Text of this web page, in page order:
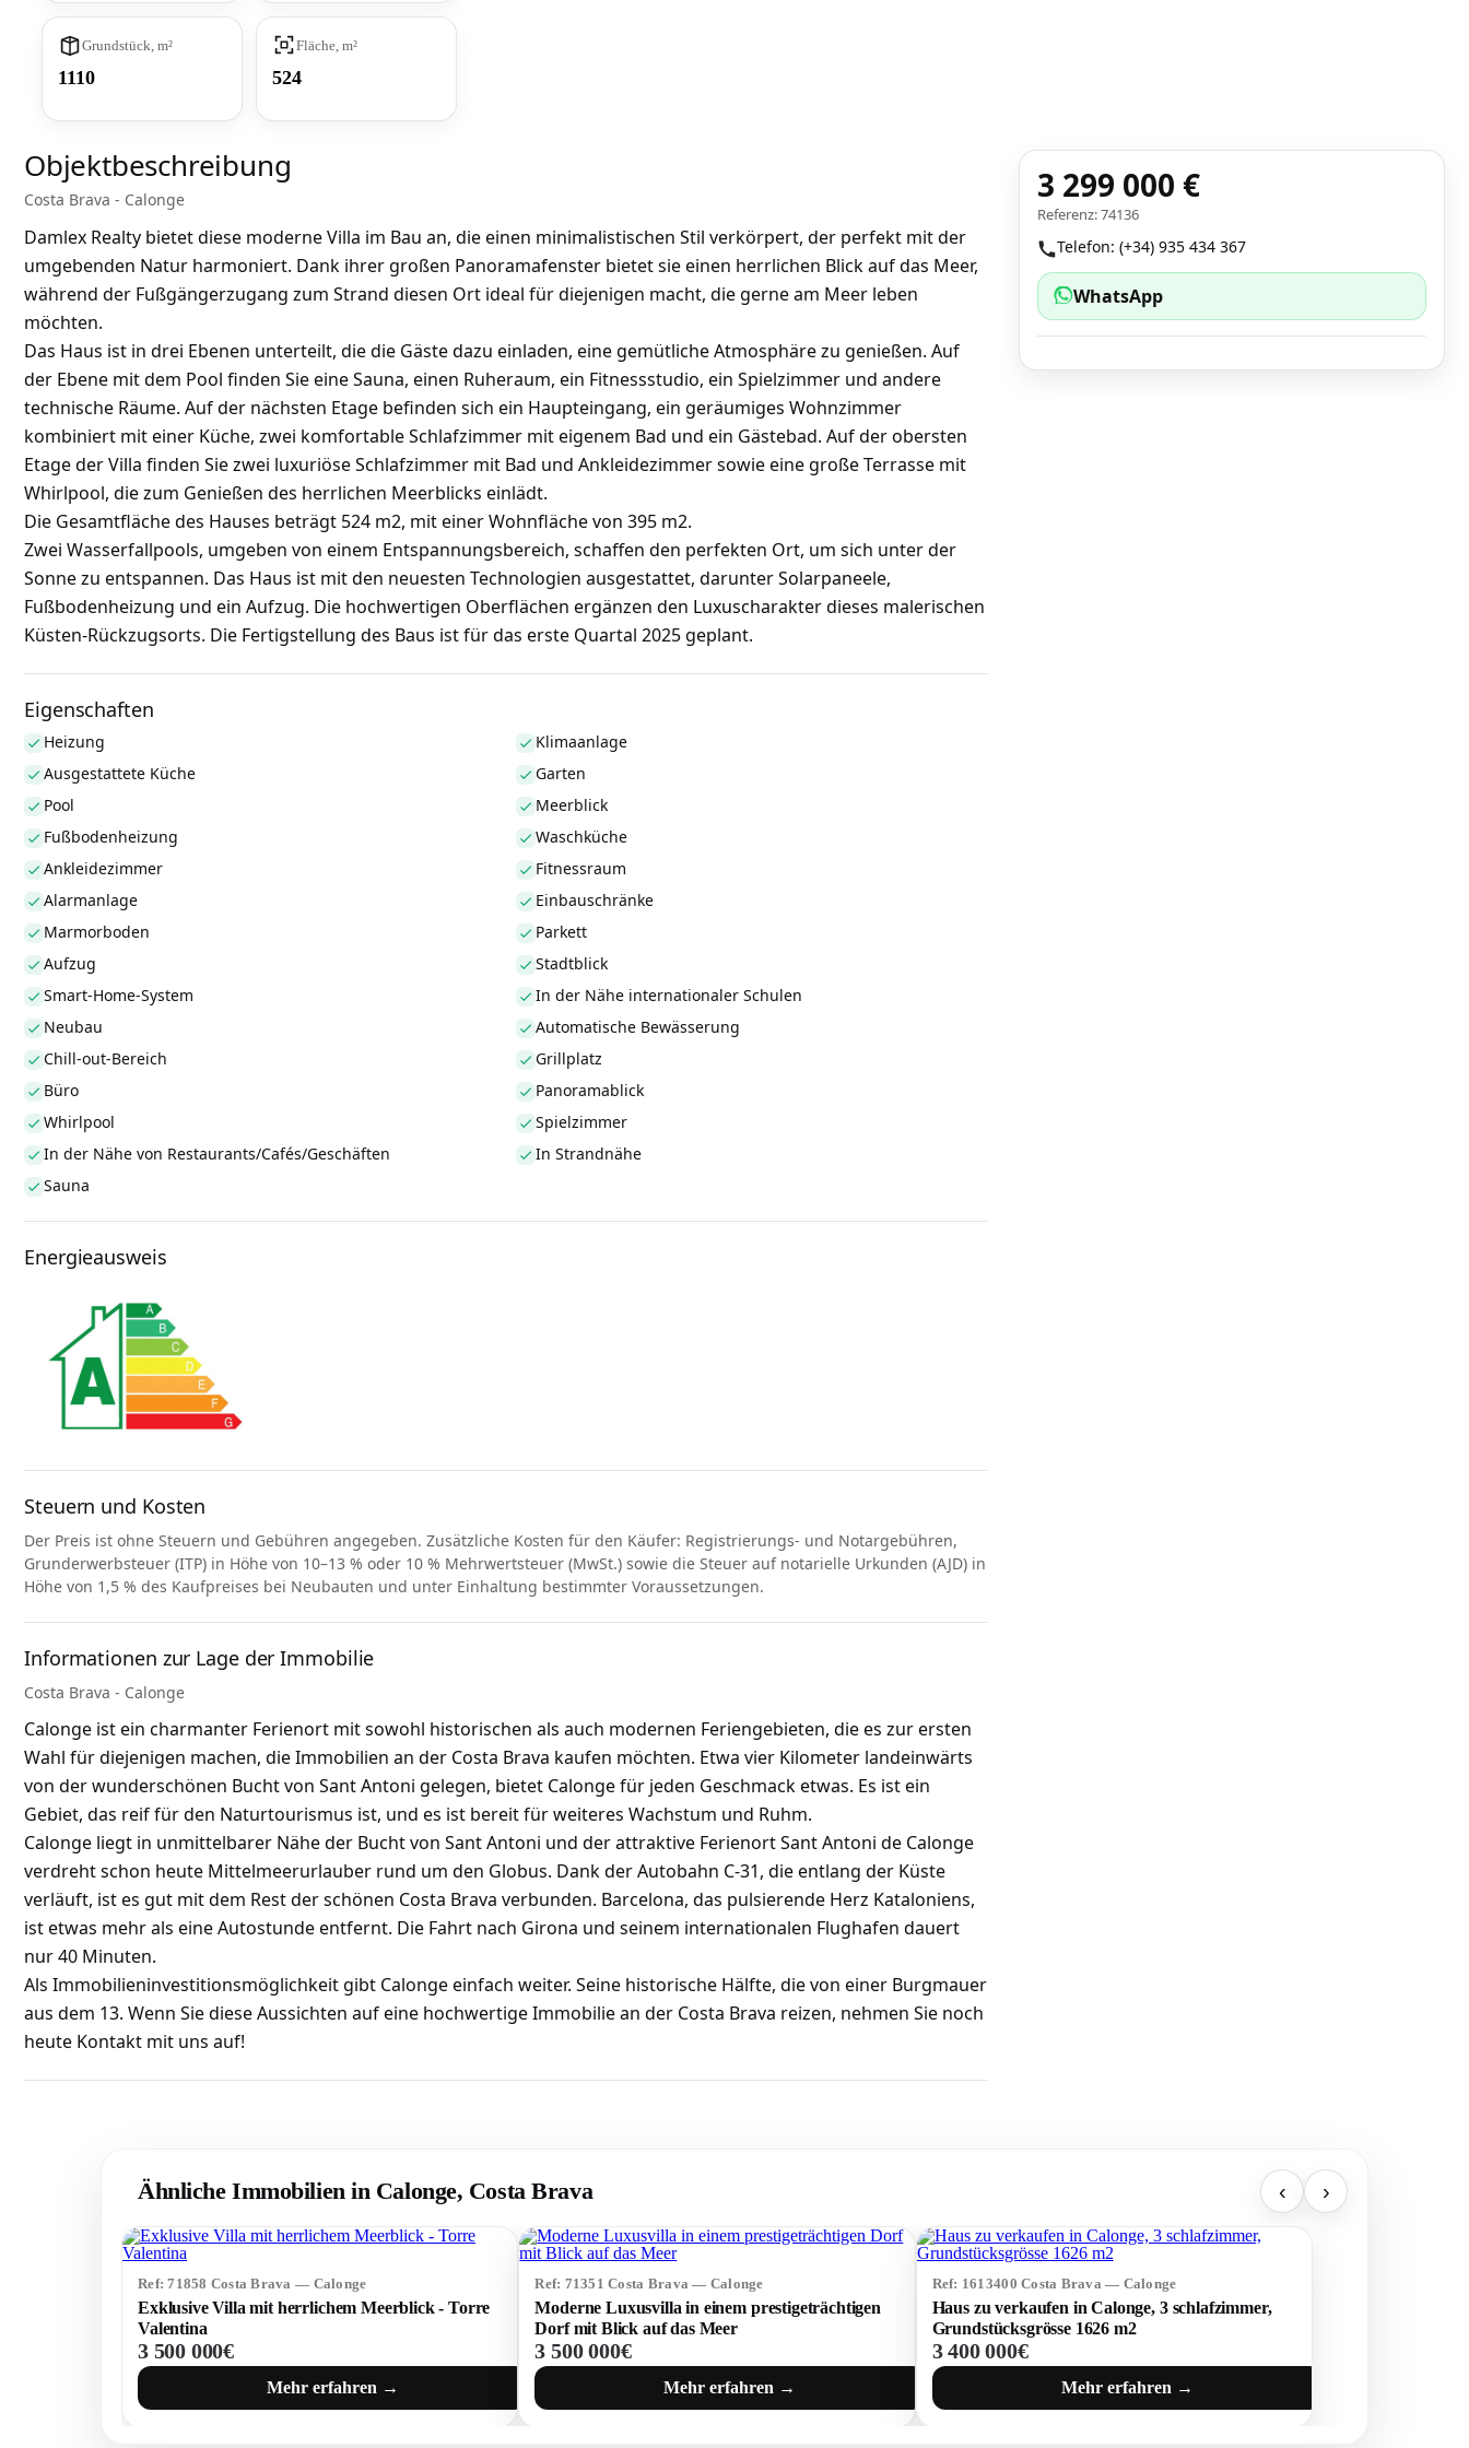
Grundstück, m²
1110
Fläche, m²
524
Objektbeschreibung
Costa Brava - Calonge
Damlex Realty bietet diese moderne Villa im Bau an, die einen minimalistischen Stil verkörpert, der perfekt mit der
umgebenden Natur harmoniert. Dank ihrer großen Panoramafenster bietet sie einen herrlichen Blick auf das Meer,
während der Fußgängerzugang zum Strand diesen Ort ideal für diejenigen macht, die gerne am Meer leben
möchten.
Das Haus ist in drei Ebenen unterteilt, die die Gäste dazu einladen, eine gemütliche Atmosphäre zu genießen. Auf
der Ebene mit dem Pool finden Sie eine Sauna, einen Ruheraum, ein Fitnessstudio, ein Spielzimmer und andere
technische Räume. Auf der nächsten Etage befinden sich ein Haupteingang, ein geräumiges Wohnzimmer
kombiniert mit einer Küche, zwei komfortable Schlafzimmer mit eigenem Bad und ein Gästebad. Auf der obersten
Etage der Villa finden Sie zwei luxuriöse Schlafzimmer mit Bad und Ankleidezimmer sowie eine große Terrasse mit
Whirlpool, die zum Genießen des herrlichen Meerblicks einlädt.
Die Gesamtfläche des Hauses beträgt 524 m2, mit einer Wohnfläche von 395 m2.
Zwei Wasserfallpools, umgeben von einem Entspannungsbereich, schaffen den perfekten Ort, um sich unter der
Sonne zu entspannen. Das Haus ist mit den neuesten Technologien ausgestattet, darunter Solarpaneele,
Fußbodenheizung und ein Aufzug. Die hochwertigen Oberflächen ergänzen den Luxuscharakter dieses malerischen
Küsten-Rückzugsorts. Die Fertigstellung des Baus ist für das erste Quartal 2025 geplant.
Eigenschaften
Heizung
Klimaanlage
Ausgestattete Küche
Garten
Pool
Meerblick
Fußbodenheizung
Waschküche
Ankleidezimmer
Fitnessraum
Alarmanlage
Einbauschränke
Marmorboden
Parkett
Aufzug
Stadtblick
Smart-Home-System
In der Nähe internationaler Schulen
Neubau
Automatische Bewässerung
Chill-out-Bereich
Grillplatz
Büro
Panoramablick
Whirlpool
Spielzimmer
In der Nähe von Restaurants/Cafés/Geschäften
In Strandnähe
Sauna
Energieausweis
Steuern und Kosten
Der Preis ist ohne Steuern und Gebühren angegeben. Zusätzliche Kosten für den Käufer: Registrierungs- und Notargebühren,
Grunderwerbsteuer (ITP) in Höhe von 10–13 % oder 10 % Mehrwertsteuer (MwSt.) sowie die Steuer auf notarielle Urkunden (AJD) in
Höhe von 1,5 % des Kaufpreises bei Neubauten und unter Einhaltung bestimmter Voraussetzungen.
Informationen zur Lage der Immobilie
Costa Brava - Calonge
Calonge ist ein charmanter Ferienort mit sowohl historischen als auch modernen Feriengebieten, die es zur ersten
Wahl für diejenigen machen, die Immobilien an der Costa Brava kaufen möchten. Etwa vier Kilometer landeinwärts
von der wunderschönen Bucht von Sant Antoni gelegen, bietet Calonge für jeden Geschmack etwas. Es ist ein
Gebiet, das reif für den Naturtourismus ist, und es ist bereit für weiteres Wachstum und Ruhm.
Calonge liegt in unmittelbarer Nähe der Bucht von Sant Antoni und der attraktive Ferienort Sant Antoni de Calonge
verdreht schon heute Mittelmeerurlauber rund um den Globus. Dank der Autobahn C-31, die entlang der Küste
verläuft, ist es gut mit dem Rest der schönen Costa Brava verbunden. Barcelona, ​​das pulsierende Herz Kataloniens,
ist etwas mehr als eine Autostunde entfernt. Die Fahrt nach Girona und seinem internationalen Flughafen dauert
nur 40 Minuten.
Als Immobilieninvestitionsmöglichkeit gibt Calonge einfach weiter. Seine historische Hälfte, die von einer Burgmauer
aus dem 13. Wenn Sie diese Aussichten auf eine hochwertige Immobilie an der Costa Brava reizen, nehmen Sie noch
heute Kontakt mit uns auf!
3 299 000 €
Referenz: 74136
Telefon: (+34) 935 434 367
WhatsApp
Ähnliche Immobilien in Calonge, Costa Brava ‹ ›
Ref: 71858 Costa Brava — Calonge
Exklusive Villa mit herrlichem Meerblick - Torre
Valentina
3 500 000€
Mehr erfahren →
Ref: 71351 Costa Brava — Calonge
Moderne Luxusvilla in einem prestigeträchtigen
Dorf mit Blick auf das Meer
3 500 000€
Mehr erfahren →
Ref: 1613400 Costa Brava — Calonge
Haus zu verkaufen in Calonge, 3 schlafzimmer,
Grundstücksgrösse 1626 m2
3 400 000€
Mehr erfahren →